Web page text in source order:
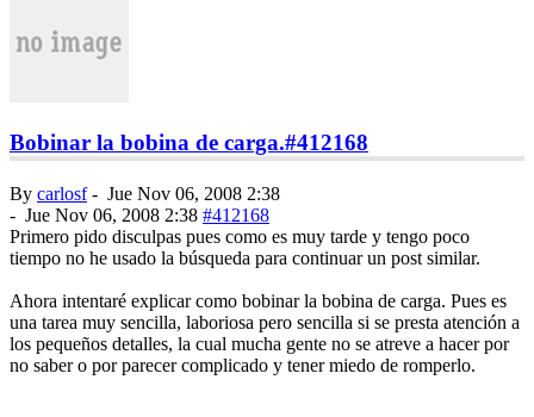
Bobinar la bobina de carga.#412168
By carlosf- Jue Nov 06, 2008 2:38
- Jue Nov 06, 2008 2:38 #412168
Primero pido disculpas pues como es muy tarde y tengo poco
tiempo no he usado la búsqueda para continuar un post similar.
Ahora intentaré explicar como bobinar la bobina de carga. Pues es
una tarea muy sencilla, laboriosa pero sencilla si se presta atención a
los pequeños detalles, la cual mucha gente no se atreve a hacer por
no saber o por parecer complicado y tener miedo de romperlo.